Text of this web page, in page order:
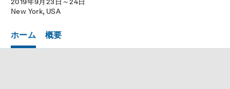
New York, USA
ホーム 概要